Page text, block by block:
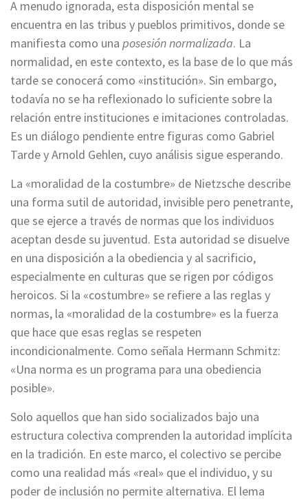
A menudo ignorada, esta disposición mental se
encuentra en las tribus y pueblos primitivos, donde se
manifiesta como una posesión normalizada. La
normalidad, en este contexto, es la base de lo que más
tarde se conocerá como «institución». Sin embargo,
todavía no se ha reflexionado lo suficiente sobre la
relación entre instituciones e imitaciones controladas.
Es un diálogo pendiente entre figuras como Gabriel
Tarde y Arnold Gehlen, cuyo análisis sigue esperando.
La «moralidad de la costumbre» de Nietzsche describe
una forma sutil de autoridad, invisible pero penetrante,
que se ejerce a través de normas que los individuos
aceptan desde su juventud. Esta autoridad se disuelve
en una disposición a la obediencia y al sacrificio,
especialmente en culturas que se rigen por códigos
heroicos. Si la «costumbre» se refiere a las reglas y
normas, la «moralidad de la costumbre» es la fuerza
que hace que esas reglas se respeten
incondicionalmente. Como señala Hermann Schmitz:
«Una norma es un programa para una obediencia
posible».
Solo aquellos que han sido socializados bajo una
estructura colectiva comprenden la autoridad implícita
en la tradición. En este marco, el colectivo se percibe
como una realidad más «real» que el individuo, y su
poder de inclusión no permite alternativa. El lema